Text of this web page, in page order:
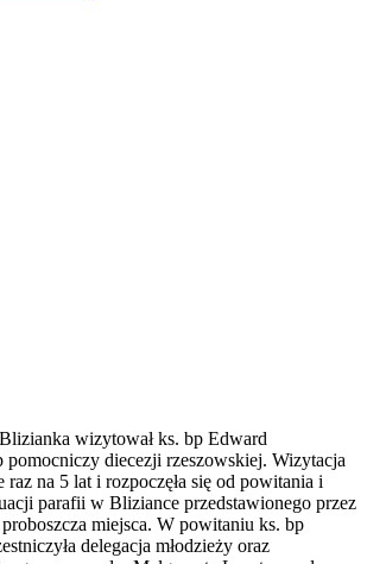
wizytował ks. bp Edward
pomocniczy diecezji rzeszowskiej. Wizytacja
raz na 5 lat i rozpoczęła się od powitania i
parafii w Bliziance przedstawionego przez
miejsca. W powitaniu ks. bp
delegacja młodzieży oraz